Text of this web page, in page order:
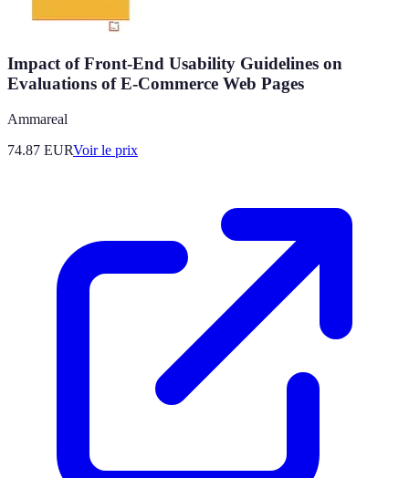
Impact of Front-End Usability Guidelines on
Evaluations of E-Commerce Web Pages
Ammareal
74.87 EURVoir le prix